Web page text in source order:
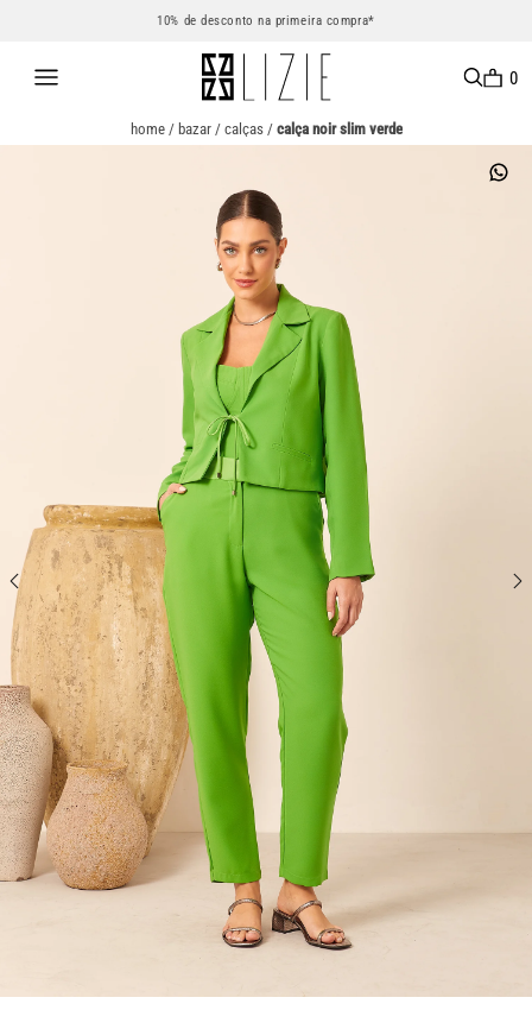
10% de desconto na primeira compra*
0
home/ bazar/ calças/ calça noir slim verde